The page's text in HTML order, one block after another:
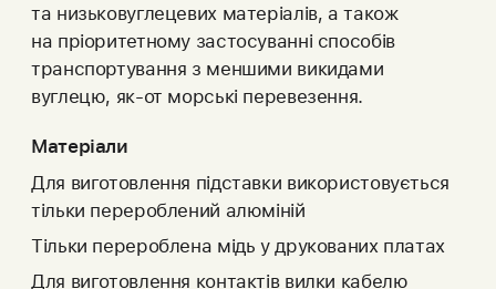
та низько­­вуглецевих матеріалів, а також
на пріоритетному застосуванні способів
транс­пор­­ту­вання з меншими викидами
вуглецю, як‑от морські перевезення.
Матеріали
Для виготовлення підставки використовується
тільки перероблений алюміній
Тільки перероблена мідь у друкованих платах
Для виготовлення контактів вилки кабелю